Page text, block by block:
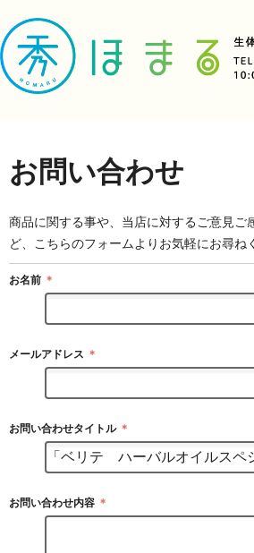
お問い合わせ
商品に関する事や、当店に対するご意見ご
ど、こちらのフォームよりお気軽にお尋ね
お名前 ＊
メールアドレス ＊
お問い合わせタイトル ＊
お問い合わせ内容 ＊